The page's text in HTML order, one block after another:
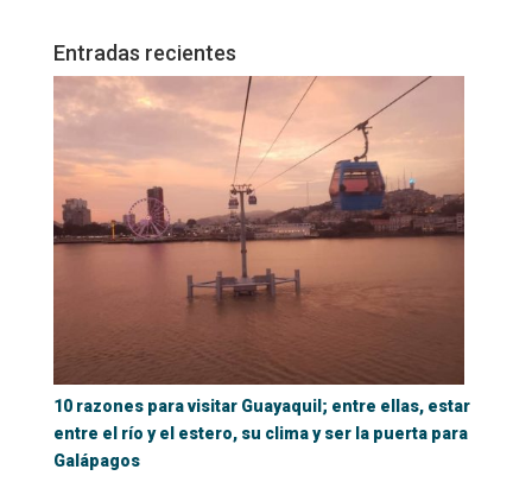
Entradas recientes
10 razones para visitar Guayaquil; entre ellas, estar
entre el río y el estero, su clima y ser la puerta para
Galápagos